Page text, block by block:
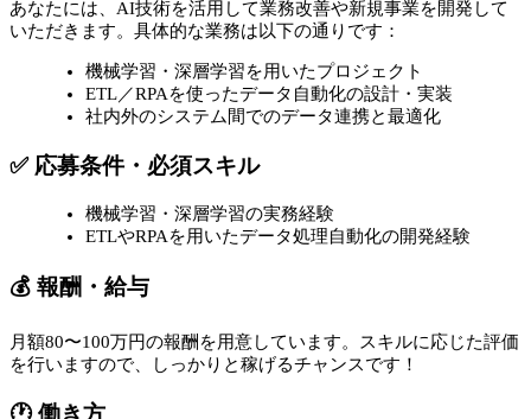
あなたには、AI技術を活用して業務改善や新規事業を開発して
いただきます。具体的な業務は以下の通りです：
機械学習・深層学習を用いたプロジェクト
ETL／RPAを使ったデータ自動化の設計・実装
社内外のシステム間でのデータ連携と最適化
✅ 応募条件・必須スキル
機械学習・深層学習の実務経験
ETLやRPAを用いたデータ処理自動化の開発経験
💰 報酬・給与
月額80〜100万円の報酬を用意しています。スキルに応じた評価
を行いますので、しっかりと稼げるチャンスです！